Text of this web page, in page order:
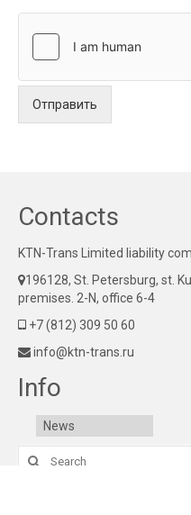
Отправить
Contacts
KTN-Trans Limited liability
196128, St. Petersburg, st.
premises. 2-N, office 6-4
+7 (812) 309 50 60
info@ktn-trans.ru
Info
News
Search